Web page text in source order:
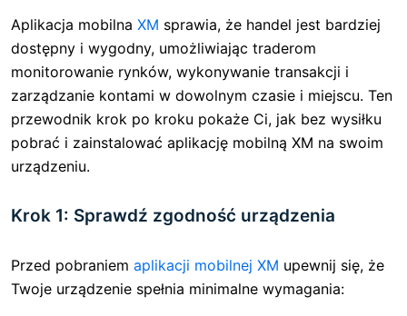
Aplikacja mobilna XM sprawia, że ​​handel jest bardziej
dostępny i wygodny, umożliwiając traderom
monitorowanie rynków, wykonywanie transakcji i
zarządzanie kontami w dowolnym czasie i miejscu. Ten
przewodnik krok po kroku pokaże Ci, jak bez wysiłku
pobrać i zainstalować aplikację mobilną XM na swoim
urządzeniu.
Krok 1: Sprawdź zgodność urządzenia
Przed pobraniem aplikacji mobilnej XM upewnij się, że
Twoje urządzenie spełnia minimalne wymagania: